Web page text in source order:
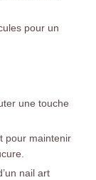
pour un
une touche
pour maintenir
nail art